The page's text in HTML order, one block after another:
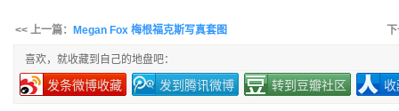
<< 上一篇： Megan Fox 梅根福克斯写真套图
喜欢，就收藏到自己的地盘吧：
发条微博收藏 发到腾讯微博 转到豆瓣社区